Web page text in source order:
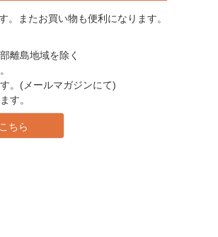
またお買い物も便利になります。
離島地域を除く
。(メールマガジンにて)
す。
ちら